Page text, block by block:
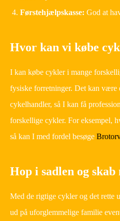
Førstehjælpskasse: God at
Hvor kan vi købe
I kan købe cykler i mange
fysiske forretninger. Det kan være
cykelhandler, så I kan få
forskellige cykler. For eksempel,
så kan I med fordel besøge
Hop i sadlen og
Med de rigtige cykler og det rette
ud på uforglemmelige familie